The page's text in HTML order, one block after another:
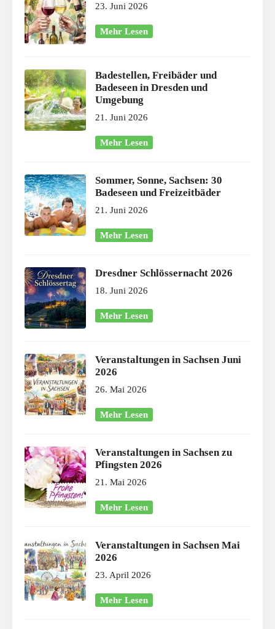
23. Juni 2026
Mehr Lesen
Badestellen, Freibäder und
Badeseen in Dresden und
Umgebung
21. Juni 2026
Mehr Lesen
Sommer, Sonne, Sachsen: 30
Badeseen und Freizeitbäder
21. Juni 2026
Mehr Lesen
Dresdner Schlössernacht 2026
18. Juni 2026
Mehr Lesen
Veranstaltungen in Sachsen Juni
2026
26. Mai 2026
Mehr Lesen
Veranstaltungen in Sachsen zu
Pfingsten 2026
21. Mai 2026
Mehr Lesen
Veranstaltungen in Sachsen Mai
2026
23. April 2026
Mehr Lesen